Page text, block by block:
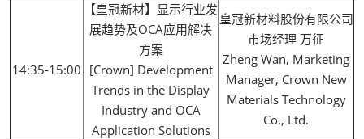
14:35-15:00
【皇冠新材】显示行业发
展趋势及OCA应用解决
方案
[Crown] Development
Trends in the Display
Industry and OCA
Application Solutions
皇冠新材料股份有限公司
市场经理 万征
Zheng Wan, Marketing
Manager, Crown New
Materials Technology
Co., Ltd.